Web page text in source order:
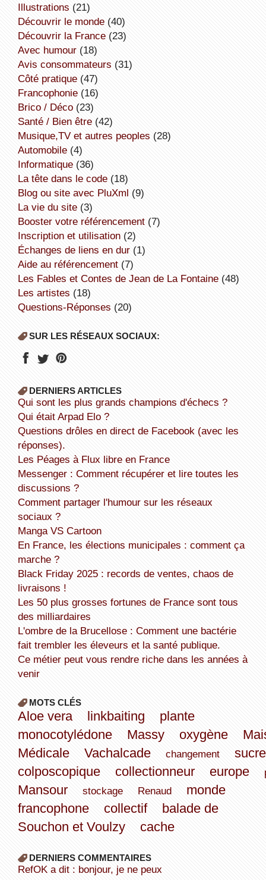
illustrations (21)
découvrir le monde(40)
découvrir la France(23)
avec humour(18)
avis consommateurs (31)
côté pratique(47)
Francophonie(16)
Brico / Déco(23)
Santé / Bien être(42)
Musique,TV et autres peoples (28)
Automobile(4)
informatique(36)
la tête dans le code(18)
Blog ou site avec PluXml (9)
la vie du site(3)
booster votre référencement(7)
inscription et utilisation(2)
échanges de liens en dur(1)
aide au référencement(7)
Les Fables et Contes de Jean de La Fontaine(48)
Les artistes (18)
Questions-Réponses (20)
SUR LES RÉSEAUX SOCIAUX:
DERNIERS ARTICLES
Qui sont les plus grands champions d'échecs ?
Qui était Arpad Elo ?
Questions drôles en direct de Facebook (avec les
réponses).
Les Péages à Flux libre en France
Messenger : Comment récupérer et lire toutes les
discussions ?
Comment partager l'humour sur les réseaux
sociaux ?
Manga VS Cartoon
En France, les élections municipales : comment ça
marche ?
Black Friday 2025 : records de ventes, chaos de
livraisons !
Les 50 plus grosses fortunes de France sont tous
des milliardaires
L'ombre de la Brucellose : Comment une bactérie
fait trembler les éleveurs et la santé publique.
Ce métier peut vous rendre riche dans les années à
venir
MOTS CLÉS
Aloe vera linkbaiting
plante
monocotylédone
Massy oxygène
Médicale
Vachalcade changement
colposcopique
collectionneur europe
Mansour stockage Renaud
monde
francophone
collectif
balade de
Souchon et Voulzy
cache
DERNIERS COMMENTAIRES
refOK a dit : bonjour, je ne peux